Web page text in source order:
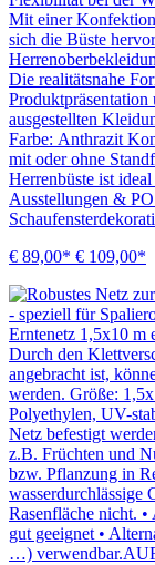
Mit einer
sich die Büste
Die realitätsnahe
ausgestellten
Farbe: Anthrazit
mit oder ohne
Herrenbüste ist
Ausstellungen &
€ 89,00* € 109,00*
Erntenetz 1,5x10 m
Durch den
angebracht ist,
werden. Größe:
Polyethylen, UV-
Netz befestigt
z.B. Früchten und
bzw. Pflanzung in
wasserdurchlässige
Rasenfläche nicht.
gut geeignet •
…)